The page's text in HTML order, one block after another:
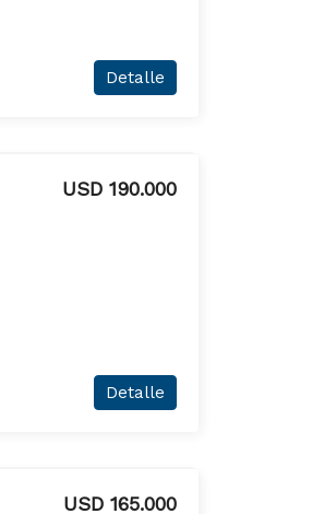
Detalle
USD 190.000
Detalle
USD 165.000